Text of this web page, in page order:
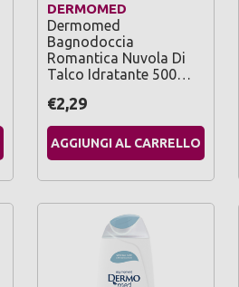
DERMOMED
Dermomed
Bagnodoccia
Romantica Nuvola Di
Talco Idratante 500…
€2,29
AGGIUNGI AL CARRELLO